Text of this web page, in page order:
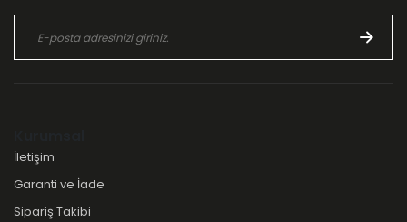
İletişim
Garanti ve İade
Sipariş Takibi